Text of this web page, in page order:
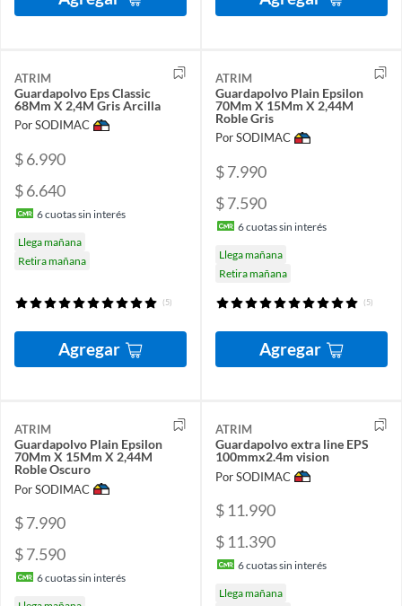
ATRIM
Guardapolvo Eps Classic
68Mm X 2,4M Gris Arcilla
Por SODIMAC
$ 6.990
$ 6.640
6cuotas sin interés
Llega mañana
Retira mañana
(5)
Agregar
ATRIM
Guardapolvo Plain Epsilon
70Mm X 15Mm X 2,44M
Roble Gris
Por SODIMAC
$ 7.990
$ 7.590
6cuotas sin interés
Llega mañana
Retira mañana
(5)
Agregar
ATRIM
Guardapolvo Plain Epsilon
70Mm X 15Mm X 2,44M
Roble Oscuro
Por SODIMAC
$ 7.990
$ 7.590
6cuotas sin interés
ATRIM
Guardapolvo extra line EPS
100mmx2.4m vision
Por SODIMAC
$ 11.990
$ 11.390
6cuotas sin interés
Llega mañana